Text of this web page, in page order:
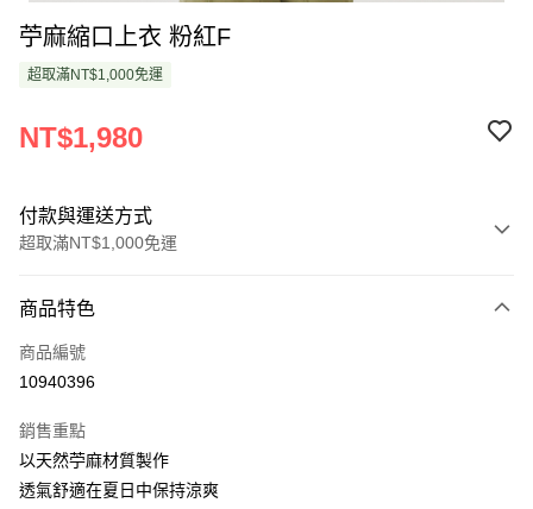
苧麻縮口上衣 粉紅F
超取滿NT$1,000免運
NT$1,980
付款與運送方式
超取滿NT$1,000免運
信用卡一次付款
超商取貨付款
Apple Pay
悠遊付
商品特色
商品編號
10940396
銷售重點
以天然苧麻材質製作
透氣舒適在夏日中保持涼爽